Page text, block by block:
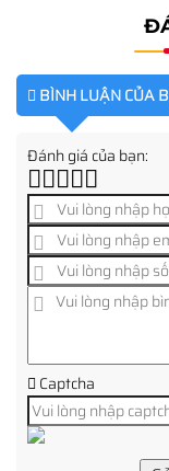
BÌNH LUẬN CỦA
Đánh giá của bạn:
Captcha